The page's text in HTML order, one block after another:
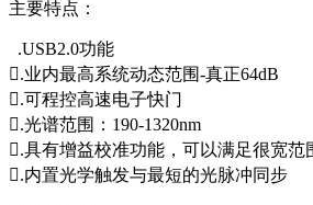
主要特点：
.USB2.0功能
.业内最高系统动态范围-真正64dB
.可程控高速电子快门
.光谱范围：190-1320nm
.具有增益校准功能，可以满足很宽范
.内置光学触发与最短的光脉冲同步